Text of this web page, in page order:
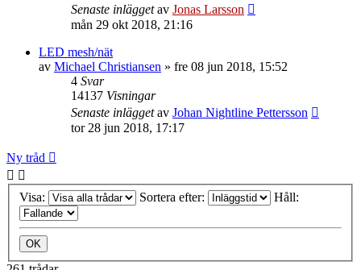
Senaste inläggetav Jonas Larsson
mån 29 okt 2018, 21:16
LED mesh/nät
av Michael Christiansen » fre 08 jun 2018, 15:52
4 Svar
14137 Visningar
Senaste inläggetav Johan Nightline Pettersson
tor 28 jun 2018, 17:17
Ny tråd
Visa: Sortera efter: Håll: